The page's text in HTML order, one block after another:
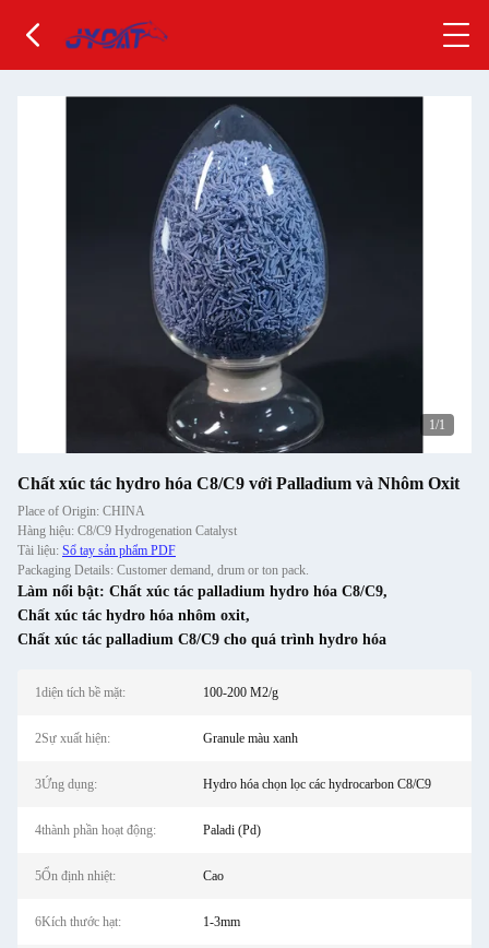
1/1
Chất xúc tác hydro hóa C8/C9 với Palladium và Nhôm Oxit
Place of Origin: CHINA
Hàng hiệu: C8/C9 Hydrogenation Catalyst
Tài liệu: Sổ tay sản phẩm PDF
Packaging Details: Customer demand, drum or ton pack.
Làm nổi bật: Chất xúc tác palladium hydro hóa C8/C9,
Chất xúc tác hydro hóa nhôm oxit,
Chất xúc tác palladium C8/C9 cho quá trình hydro hóa
1diện tích bề mặt: 100-200 M2/g
2Sự xuất hiện: Granule màu xanh
3Ứng dụng: Hydro hóa chọn lọc các hydrocarbon C8/C9
4thành phần hoạt động: Paladi (Pd)
5Ổn định nhiệt: Cao
6Kích thước hạt: 1-3mm